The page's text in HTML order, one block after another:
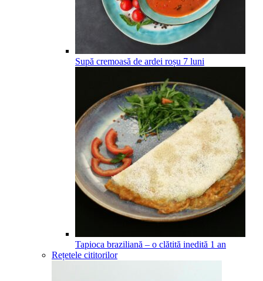
Supă cremoasă de ardei roșu 7 luni
Tapioca braziliană – o clătită inedită 1 an
Rețetele cititorilor